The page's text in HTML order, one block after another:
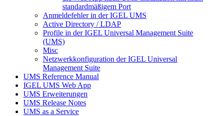
standardmäßigem Port
Anmeldefehler in der IGEL UMS
Active Directory / LDAP
Profile in der IGEL Universal Management Suite
(UMS)
Misc
Netzwerkkonfiguration der IGEL Universal
Management Suite
UMS Reference Manual
IGEL UMS Web App
UMS Erweiterungen
UMS Release Notes
UMS as a Service